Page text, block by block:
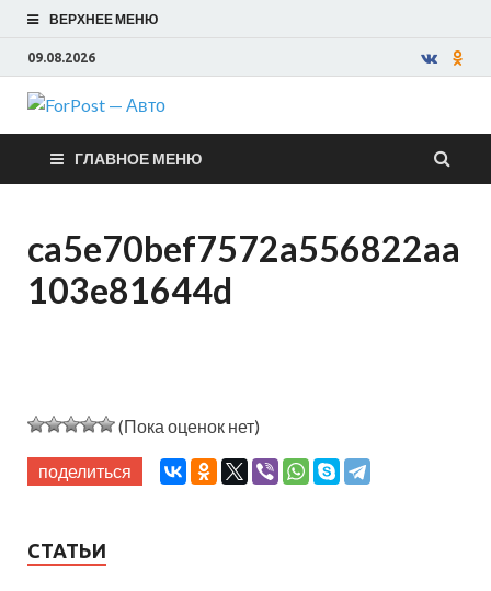
ВЕРХНЕЕ МЕНЮ
09.08.2026
ForPost —
Авто
ГЛАВНОЕ МЕНЮ
ca5e70bef7572a556822aa
103e81644d
(Пока оценок нет)
поделиться
СТАТЬИ